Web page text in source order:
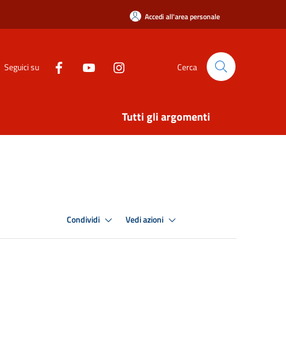
Accedi all'area personale
Seguici su Cerca
Tutti gli argomenti
Condividi Vedi azioni